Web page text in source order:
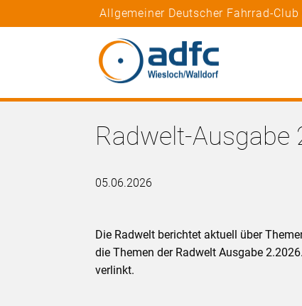
Allgemeiner Deutscher Fahrrad-
Radwelt-Ausgabe
05.06.2026
Die Radwelt berichtet aktuell über
die Themen der Radwelt Ausgabe
verlinkt.